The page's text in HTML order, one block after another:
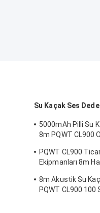
Su Kaçak Ses
5000mAh Pilli Su
8m PQWT CL900
PQWT CL900
Ekipmanları 8m
8m Akustik Su
PQWT CL900 100